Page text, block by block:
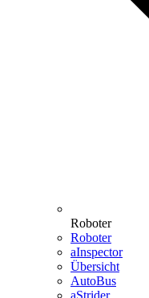
Roboter
Roboter
aInspector
Übersicht
AutoBus